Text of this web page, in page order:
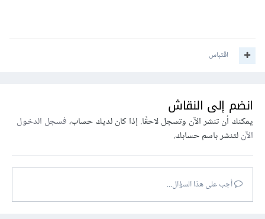
اقتباس
انضم إلى النقاش
يمكنك أن تنشر الآن وتسجل لاحقًا. إذا كان لديك حساب،فسجل الدخول
الآنلتنشر باسم حسابك.
أجب على هذا السؤال...